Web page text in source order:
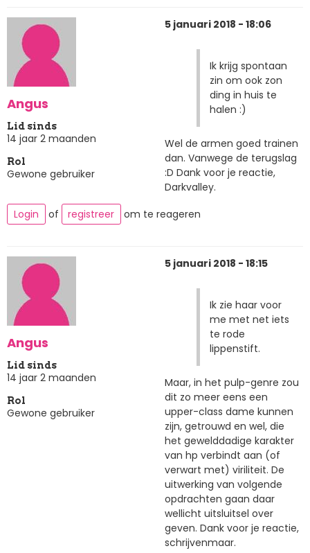
Angus
Lid sinds
14 jaar 2 maanden
Rol
Gewone gebruiker
5 januari 2018 - 18:06
Ik krijg spontaan
zin om ook zon
ding in huis te
halen :)
Wel de armen goed trainen
dan. Vanwege de terugslag
:D Dank voor je reactie,
Darkvalley.
Login
of registreer om te reageren
Angus
Lid sinds
14 jaar 2 maanden
Rol
Gewone gebruiker
5 januari 2018 - 18:15
Ik zie haar voor
me met net iets
te rode
lippenstift.
Maar, in het pulp-genre zou
dit zo meer eens een
upper-class dame kunnen
zijn, getrouwd en wel, die
het gewelddadige karakter
van hp verbindt aan (of
verwart met) viriliteit. De
uitwerking van volgende
opdrachten gaan daar
wellicht uitsluitsel over
geven. Dank voor je reactie,
schrijvenmaar.